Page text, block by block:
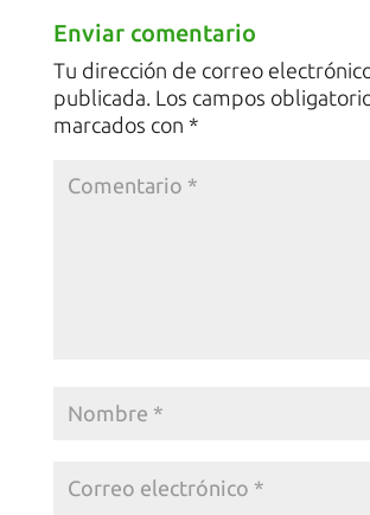
Enviar comentario
Tu dirección de correo
publicada. Los campos
marcados con *